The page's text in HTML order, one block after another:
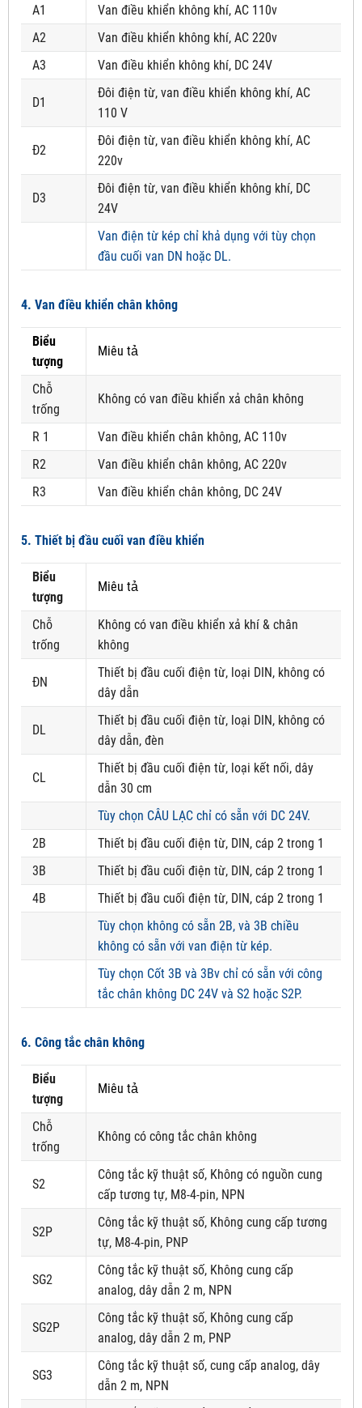
A1
Van điều khiển không khí, AC 110v
A2
Van điều khiển không khí, AC 220v
A3
Van điều khiển không khí, DC 24V
D1
Đôi điện từ, van điều khiển không khí, AC
110 V
Đ2
Đôi điện từ, van điều khiển không khí, AC
220v
D3
Đôi điện từ, van điều khiển không khí, DC
24V
Van điện từ kép chỉ khả dụng với tùy chọn
đầu cuối van DN hoặc DL.
4. Van điều khiển chân không
Biểu
tượng
Miêu tả
Chỗ
trống
Không có van điều khiển xả chân không
R 1
Van điều khiển chân không, AC 110v
R2
Van điều khiển chân không, AC 220v
R3
Van điều khiển chân không, DC 24V
5. Thiết bị đầu cuối van điều khiển
Biểu
tượng
Miêu tả
Chỗ
trống
Không có van điều khiển xả khí & chân
không
ĐN
Thiết bị đầu cuối điện từ, loại DIN, không có
dây dẫn
DL
Thiết bị đầu cuối điện từ, loại DIN, không có
dây dẫn, đèn
CL
Thiết bị đầu cuối điện từ, loại kết nối, dây
dẫn 30 cm
Tùy chọn CÂU LẠC chỉ có sẵn với DC 24V.
2B
Thiết bị đầu cuối điện từ, DIN, cáp 2 trong 1
3B
Thiết bị đầu cuối điện từ, DIN, cáp 2 trong 1
4B
Thiết bị đầu cuối điện từ, DIN, cáp 2 trong 1
Tùy chọn không có sẵn 2B, và 3B chiều
không có sẵn với van điện từ kép.
Tùy chọn Cốt 3B và 3Bv chỉ có sẵn với công
tắc chân không DC 24V và S2 hoặc S2P.
6. Công tắc chân không
Biểu
tượng
Miêu tả
Chỗ
trống
Không có công tắc chân không
S2
Công tắc kỹ thuật số, Không có nguồn cung
cấp tương tự, M8-4-pin, NPN
S2P
Công tắc kỹ thuật số, Không cung cấp tương
tự, M8-4-pin, PNP
SG2
Công tắc kỹ thuật số, Không cung cấp
analog, dây dẫn 2 m, NPN
SG2P
Công tắc kỹ thuật số, Không cung cấp
analog, dây dẫn 2 m, PNP
SG3
Công tắc kỹ thuật số, cung cấp analog, dây
dẫn 2 m, NPN